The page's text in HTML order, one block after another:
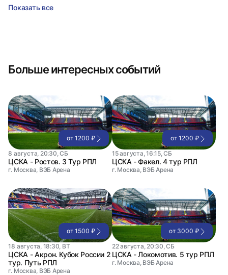
Показать все
Больше интересных событий
от 1200 ₽
8 августа, 20:30, СБ
ЦСКА - Ростов. 3 Тур РПЛ
г. Москва, ВЭБ Арена
от 1200 ₽
15 августа, 16:15, СБ
ЦСКА - Факел. 4 тур РПЛ
г. Москва, ВЭБ Арена
от 1500 ₽
18 августа, 18:30, ВТ
ЦСКА - Акрон. Кубок России 2
тур. Путь РПЛ
г. Москва, ВЭБ Арена
от 3000 ₽
22 августа, 20:30, СБ
ЦСКА - Локомотив. 5 тур РПЛ
г. Москва, ВЭБ Арена